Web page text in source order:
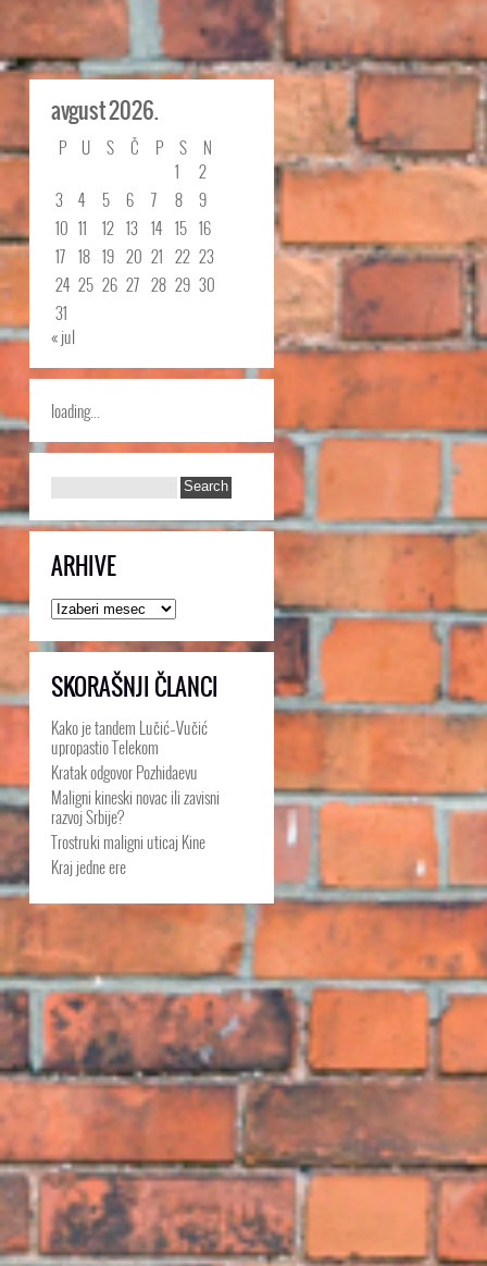
avgust 2026.
P U S Č P S
N
1
2
3
4 5 6 7 8
9
10 11 12 13 14 15 16
17 18 19 20 21 22 23
24 25 26 27 28 29 30
31
« jul
loading...
ARHIVE
Arhive
SKORAŠNJI ČLANCI
Kako je tandem Lučić–Vučić
upropastio Telekom
Kratak odgovor Pozhidaevu
Maligni kineski novac ili zavisni
razvoj Srbije?
Trostruki maligni uticaj Kine
Kraj jedne ere